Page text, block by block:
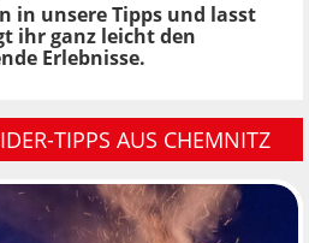
in unsere Tipps und lasst
ihr ganz leicht den
Erlebnisse.
TIPPS AUS CHEMNITZ